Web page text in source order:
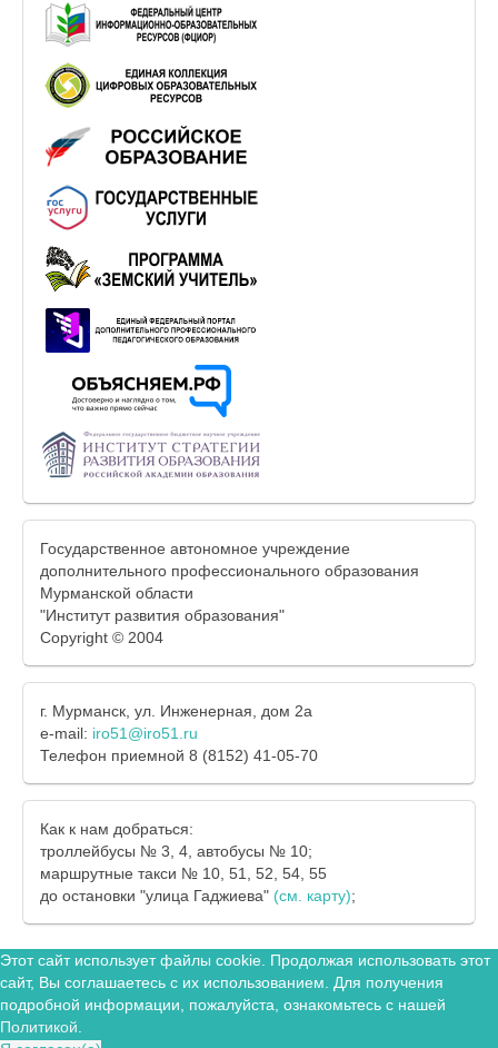
Государственное автономное учреждение
дополнительного профессионального образования
Мурманской области
"Институт развития образования"
Copyright © 2004
г. Мурманск, ул. Инженерная, дом 2а
e-mail: iro51@iro51.ru
Телефон приемной 8 (8152) 41-05-70
Как к нам добраться:
троллейбусы № 3, 4, автобусы № 10;
маршрутные такси № 10, 51, 52, 54, 55
до остановки "улица Гаджиева" (см. карту);
Этот сайт использует файлы cookie. Продолжая использовать этот
сайт, Вы соглашаетесь с их использованием. Для получения
подробной информации, пожалуйста, ознакомьтесь с нашей
Политикой